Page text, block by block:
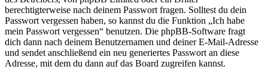
berechtigterweise nach deinem Passwort fragen. Solltest du dein
Passwort vergessen haben, so kannst du die Funktion „Ich habe
mein Passwort vergessen“ benutzen. Die phpBB-Software fragt
dich dann nach deinem Benutzernamen und deiner E-Mail-Adresse
und sendet anschließend ein neu generiertes Passwort an diese
Adresse, mit dem du dann auf das Board zugreifen kannst.